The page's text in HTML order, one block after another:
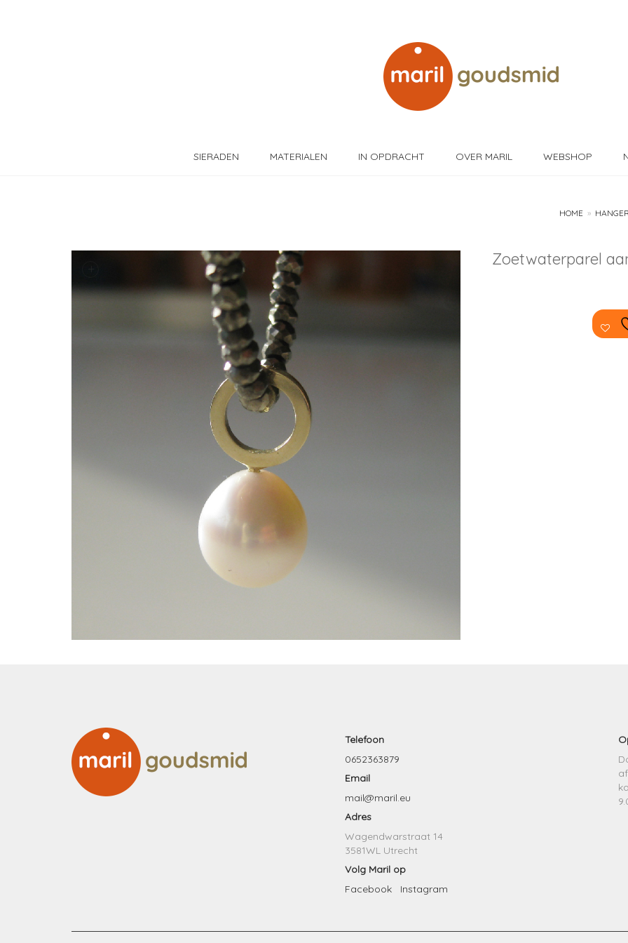
SIERADEN MATERIALEN IN OPDRACHT OVER MARIL WEBSHOP
HOME »
Zoetwaterparel
Telefoon
0652363879
Email
mail@maril.eu
Adres
Wagendwarstraat 14
3581WL Utrecht
Volg Maril op
Facebook
Instagram